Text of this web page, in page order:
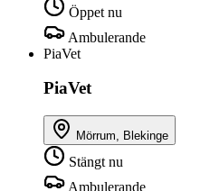
Öppet nu
Ambulerande
PiaVet
PiaVet
Mörrum, Blekinge
Stängt nu
Ambulerande